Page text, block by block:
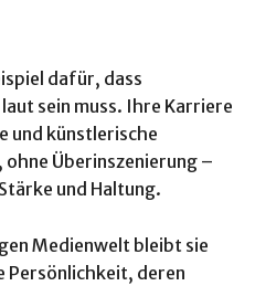
dafür, dass
sein muss. Ihre Karriere
und künstlerische
Überinszenierung –
und Haltung.
Medienwelt bleibt sie
Persönlichkeit, deren